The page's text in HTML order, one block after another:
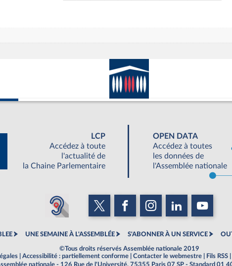
LCP
Accédez à toute
l'actualité de
la Chaine Parlementaire
OPEN DATA
Accédez à toutes
les données de
l'Assemblée nationale
UNE SEMAINE À L'ASSEMBLÉE S'ABONNER À UN SERVICE
©Tous droits réservés Assemblée nationale 2019
Accessibilité : partiellement conforme Contacter le webmestre Fils RSS
nationale - 126 Rue de l'Université, 75355 Paris 07 SP - Standard 01